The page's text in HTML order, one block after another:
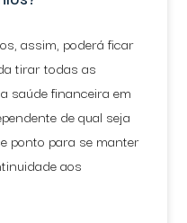
assim, poderá ficar
tirar todas as
saúde financeira em
de qual seja
ponto para se manter
aos